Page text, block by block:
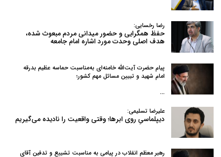
رضا رخسایی:
حفظ همگرایی و حضور میدانی مردم مبعوث شده،
هدف اصلی وحدت مورد اشاره امام جامعه
پیام حضرت آیت‌الله خامنه‌ای به‌مناسبت حماسه عظیم بدرقه
امام شهید و تبیین مسائل مهم کشور؛
…
علیرضا تسلیمی:
دیپلماسیِ روی ابرها؛ وقتی واقعیت را نادیده می‌گیریم
رهبر معظم انقلاب در پیامی به‌ مناسبت تشییع و تدفین آقای